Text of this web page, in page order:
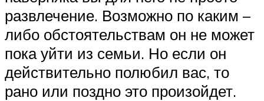
развлечение. Возможно по каким –
либо обстоятельствам он не может
пока уйти из семьи. Но если он
действительно полюбил вас, то
рано или поздно это произойдет.